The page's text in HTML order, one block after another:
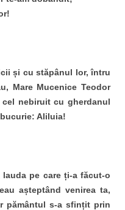
și cu stăpânul lor, întru
Mare Mucenice Teodor
nebiruit cu gherdanul
Aliluia!
pe care ți-a făcut-o
așteptând venirea ta,
pământul s-a sfințit prin